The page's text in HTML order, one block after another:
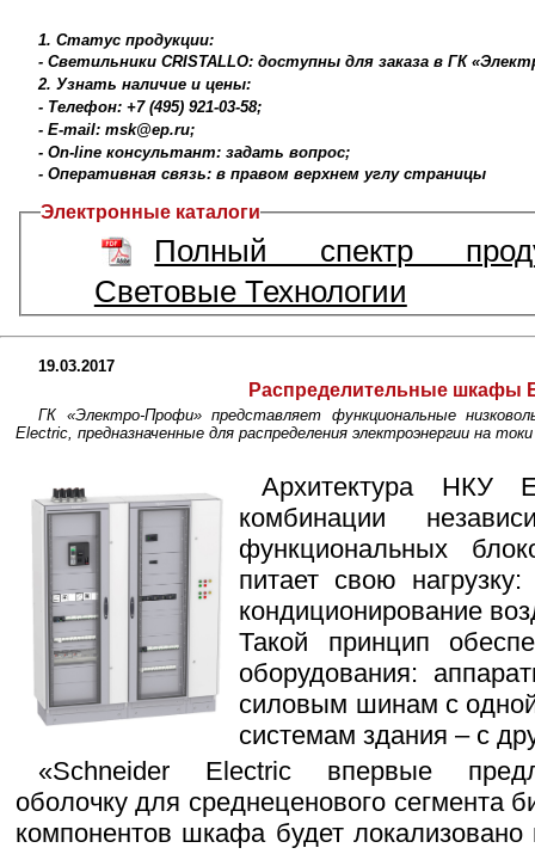
1. Статус продукции:
- Светильники CRISTALLO: доступны для заказа в ГК
2. Узнать наличие и цены:
- Телефон: +7 (495) 921-03-58;
- E-mail: msk@ep.ru;
- On-line консультант: задать вопрос;
- Оперативная связь: в правом верхнем углу страницы
Электронные каталоги
Полный спектр
Световые Технологии
19.03.2017
Распределительные шкафы
ГК «Электро-Профи» представляет функциональные
Electric, предназначенные для распределения электроэнергии на
Архитектура НКУ
комбинации
функциональных
питает свою
кондиционирование
Такой принцип
оборудования:
силовым шинам с
системам здания – с
«Schneider Electric впервые
оболочку для среднеценового сегмента
компонентов шкафа будет